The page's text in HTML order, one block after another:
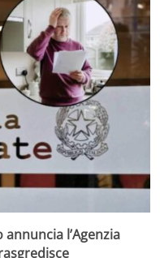
l’Agenzia